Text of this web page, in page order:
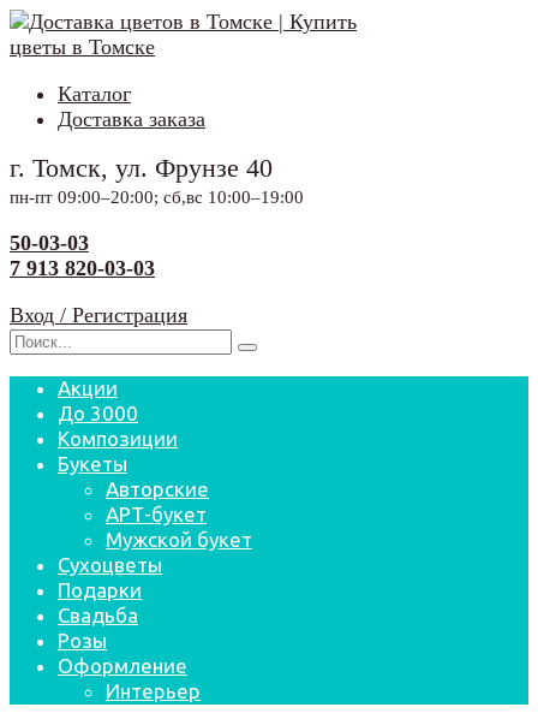
Перейти
к
Каталог
Доставка заказа
г. Томск, ул. Фрунзе 40
пн-пт 09:00–20:00; сб,вс 10:00–19:00
50-03-03
7 913 820-03-03
Вход / Регистрация
Search
Акции
До 3000
Композиции
Букеты
Авторские
АРТ-букет
Мужской букет
Сухоцветы
Подарки
Свадьба
Розы
Оформление
Интерьер